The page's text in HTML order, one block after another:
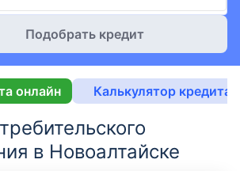
Подобрать кредит
онлайн Калькулятор кредита
в Новоалтайске